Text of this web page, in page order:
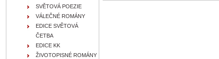
SVĚTOVÁ POEZIE
VÁLEČNÉ ROMÁNY
EDICE SVĚTOVÁ
ČETBA
EDICE KK
ŽIVOTOPISNÉ ROMÁNY